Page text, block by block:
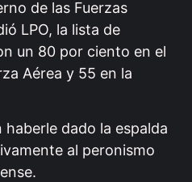
de las Fuerzas
LPO, la lista de
un 80 por ciento en el
Aérea y 55 en la
dado la espalda
al peronismo